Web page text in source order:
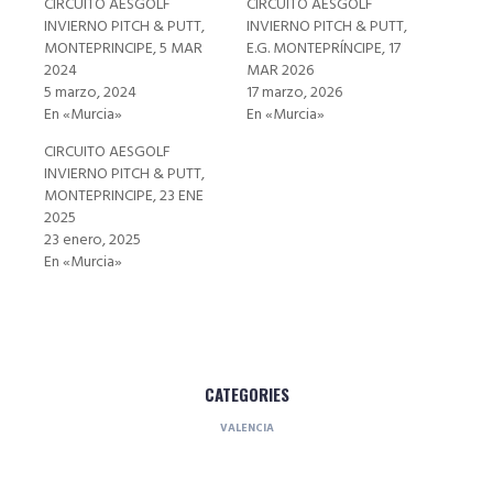
INVIERNO PITCH & PUTT,
MONTEPRINCIPE, 5 MAR
2024
5 marzo, 2024
En «Murcia»
INVIERNO PITCH & PUTT,
E.G. MONTEPRÍNCIPE, 17
MAR 2026
17 marzo, 2026
En «Murcia»
CIRCUITO AESGOLF
INVIERNO PITCH & PUTT,
MONTEPRINCIPE, 23 ENE
2025
23 enero, 2025
En «Murcia»
CATEGORIES
VALENCIA